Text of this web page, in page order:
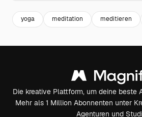
yoga meditation meditieren
Die kreative Plattform, um deine beste
Mehr als 1 Million Abonnenten unter
Agenturen und